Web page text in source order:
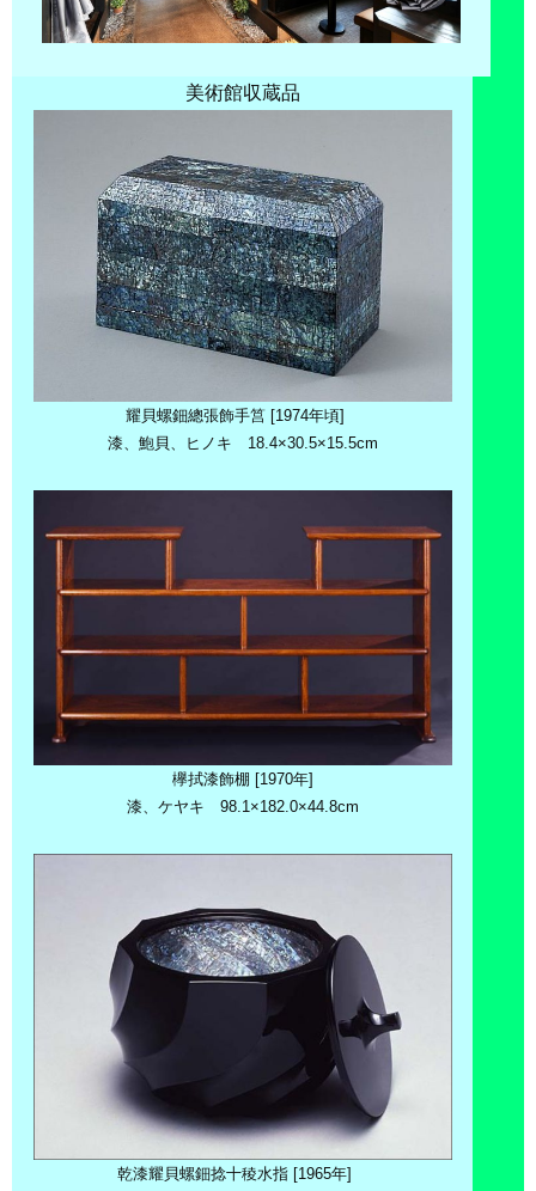
美術館収蔵品
耀貝螺鈿總張飾手筥 [1974年頃]
漆、鮑貝、ヒノキ 18.4×30.5×15.5cm
欅拭漆飾棚 [1970年]
漆、ケヤキ 98.1×182.0×44.8cm
乾漆耀貝螺鈿捻十稜水指 [1965年]